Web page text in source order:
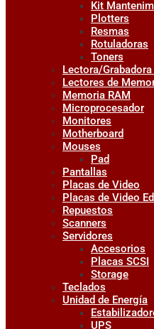
Kit
Plotters
Resmas
Rotuladoras
Toners
Lectora/Grabadora
Lectores de
Memoria RAM
Microprocesador
Monitores
Motherboard
Mouses
Pad
Pantallas
Placas de Video
Placas de Video
Repuestos
Scanners
Servidores
Accesorios
Placas SCSI
Storage
Teclados
Unidad de Energía
UPS